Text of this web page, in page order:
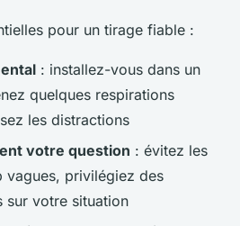
pour un tirage fiable :
: installez-vous dans un
quelques respirations
les distractions
votre question : évitez les
vagues, privilégiez des
sur votre situation